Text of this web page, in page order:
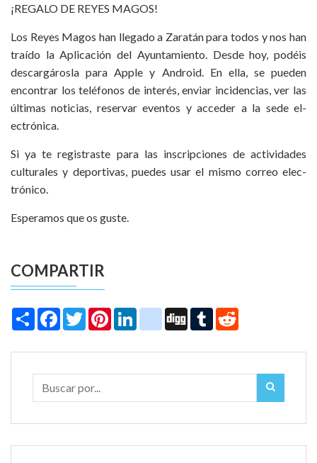
¡REGALO DE REYES MAGOS!
Los Reyes Magos han llegado a Zaratán para todos y nos han
traído la Aplicación del Ayuntamiento. Desde hoy, podéis
descargárosla para Apple y Android. En ella, se pueden
encontrar los teléfonos de interé­s, enviar incidencia­s, ver las
últimas noticias, reser­var eventos y acceder a la sede el­
ectrónica.
Si ya te registraste para las inscripciones de actividades
culturales y deportivas, pued­es usar el mis­mo correo elec­
trónico.
Esperamos que os guste.
COMPARTIR
Share Facebook
TwitterPinterestLinkedIninstagram
Digg Tumblr